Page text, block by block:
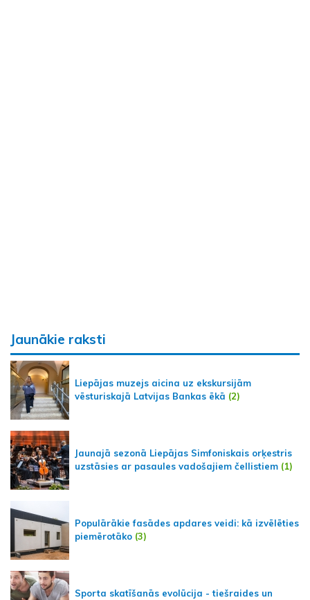
Jaunākie raksti
Liepājas muzejs aicina uz ekskursijām
vēsturiskajā Latvijas Bankas ēkā (2)
Jaunajā sezonā Liepājas Simfoniskais orķestris
uzstāsies ar pasaules vadošajiem čellistiem (1)
Populārākie fasādes apdares veidi: kā izvēlēties
piemērotāko (3)
Sporta skatīšanās evolūcija - tiešraides un